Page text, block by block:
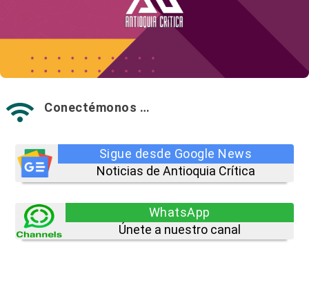
 Conectémonos …
Sigue desde Google News
Noticias de Antioquia Crítica
WhatsApp
Únete a nuestro canal